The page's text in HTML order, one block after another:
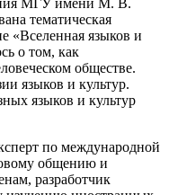
МГУ имени М. В.
тематическая
«Вселенная языков и
о том, как
обществе.
языков и культур.
языков и культур
по международной
общению и
разработчик